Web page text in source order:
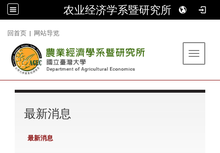
农业经济学系暨研究所
回首页 | 网站导览
Toggle
最新消息
最新消息